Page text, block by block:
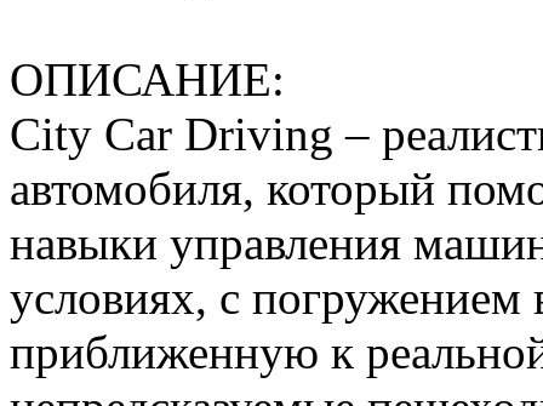
ОПИСАНИЕ:
City Car Driving –
автомобиля, который
навыки управления
условиях, с погружением
приближенную к